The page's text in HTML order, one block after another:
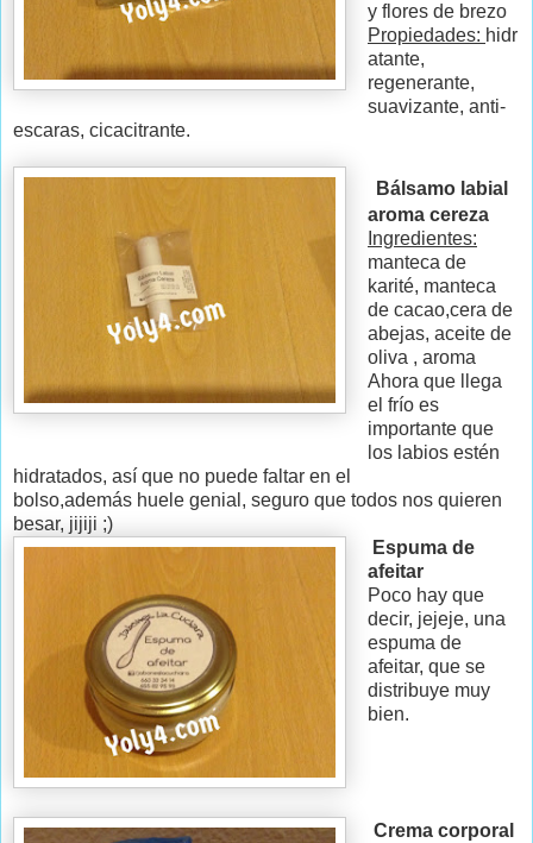
y flores de brezo
Propiedades: hidr
atante,
regenerante,
suavizante, anti-
escaras, cicacitrante.
Bálsamo labial
aroma cereza
Ingredientes:
manteca de
karité, manteca
de cacao,cera de
abejas, aceite de
oliva , aroma
Ahora que llega
el frío es
importante que
los labios estén
hidratados, así que no puede faltar en el
bolso,además huele genial, seguro que todos nos quieren
besar, jijiji ;)
Espuma de
afeitar
Poco hay que
decir, jejeje, una
espuma de
afeitar, que se
distribuye muy
bien.
Crema corporal